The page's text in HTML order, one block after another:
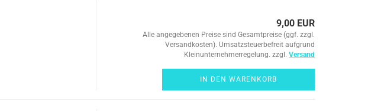
9,00 EUR
Alle angegebenen Preise sind Gesamtpreise (ggf. zzgl.
Versandkosten). Umsatzsteuerbefreit aufgrund
Kleinunternehmerregelung. zzgl. Versand
IN DEN WARENKORB